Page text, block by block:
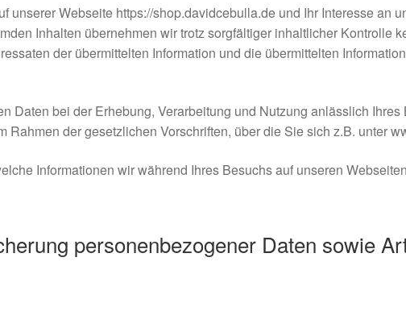
unserer Webseite https://shop.davidcebulla.de und Ihr Interesse an
Inhalten übernehmen wir trotz sorgfältiger inhaltlicher Kontrolle
der übermittelten Information und die übermittelten
Daten bei der Erhebung, Verarbeitung und Nutzung anlässlich
Rahmen der gesetzlichen Vorschriften, über die Sie sich z.B. unter
Informationen wir während Ihres Besuchs auf unseren
personenbezogener Daten sowie